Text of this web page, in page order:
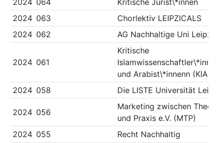
2024 064
Kritische Jurist\*innen
2024 063
Chorlektiv LEIPZICALS
2024 062 AG Nachhaltige Uni Leipzig
2024 061
Kritische
und Arabist\*innenn
2024 058 Die LISTE Universität
2024 056
Marketing zwischen
und Praxis e.V. (MTP)
2024 055 Recht Nachhaltig